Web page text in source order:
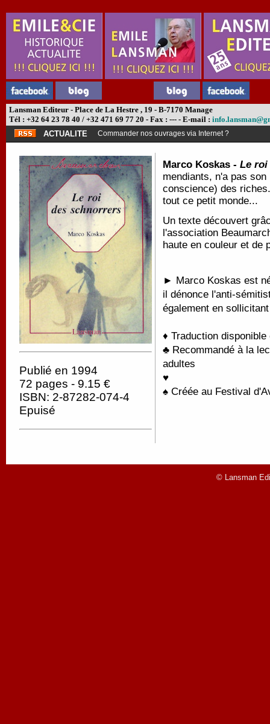
Lansman Editeur - Place de La Hestre , 19 - B-7170 Manage
Tél : +32 64 23 78 40 / +32 471 69 77 20 - Fax : --- - E-mail :
ACTUALITE
Commander nos ouvrages via Internet ?
Publié en 1994
72 pages - 9.15 €
ISBN: 2-87282-074-4
Epuisé
Marco Koskas - Le roi
mendiants, n'a pas
conscience) des
tout ce petit monde...
Un texte découvert
l'association
haute en couleur et de
► Marco Koskas est
il dénonce l'anti-
également en
♦ Traduction
♣ Recommandé à la
adultes
♥
♠ Créée au Festival
© Lansman